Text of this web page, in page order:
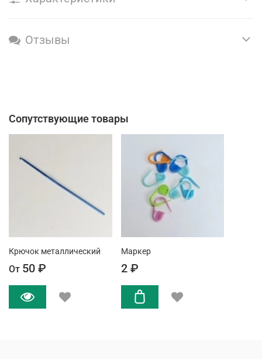
Отзывы
Сопутствующие товары
Крючок металлический
От 50 ₽
Маркер
2 ₽